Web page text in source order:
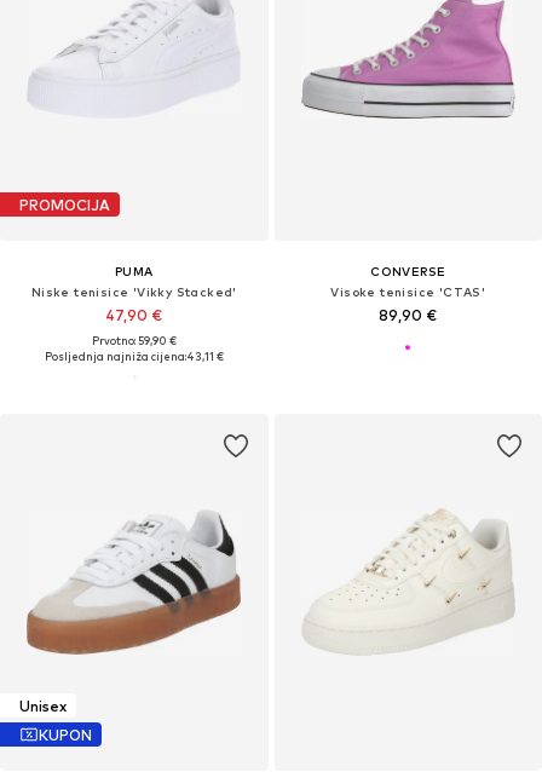
PROMOCIJA
PUMA
Niske tenisice 'Vikky Stacked'
47,90 €
Prvotno: 59,90 €
Posljednja najniža cijena:43,11 €
CONVERSE
Visoke tenisice 'CTAS'
89,90 €
Unisex
KUPON